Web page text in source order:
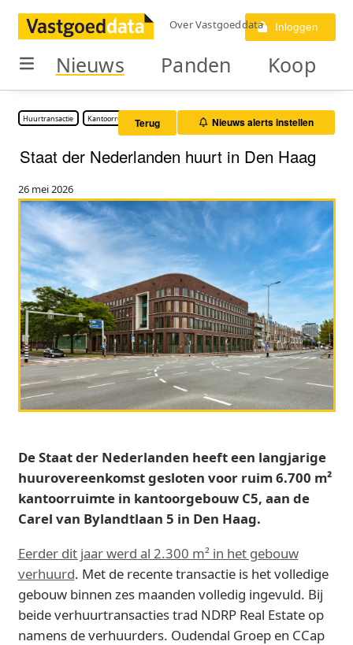
Over Vastgoeddata Inloggen
Nieuws Panden Koop
Huurtransactie KantoorruimteTerug Nieuws alerts instellen
Staat der Nederlanden huurt in Den Haag
26 mei 2026
De Staat der Nederlanden heeft een langjarige
huurovereenkomst gesloten voor ruim 6.700 m²
kantoorruimte in kantoorgebouw C5, aan de
Carel van Bylandtlaan 5 in Den Haag.
Eerder dit jaar werd al 2.300 m² in het gebouw
verhuurd. Met de recente transactie is het volledige
gebouw binnen zes maanden volledig ingevuld. Bij
beide verhuurtransacties trad NDRP Real Estate op
namens de verhuurders. Oudendal Groep en CCap